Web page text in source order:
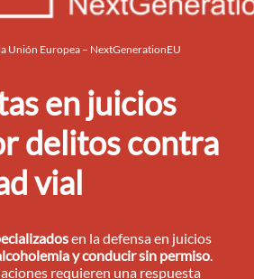
Unión Europea – NextGenerationEU
en juicios
delitos contra
vial
en la defensa en juicios
y conducir sin permiso.
requieren una respuesta